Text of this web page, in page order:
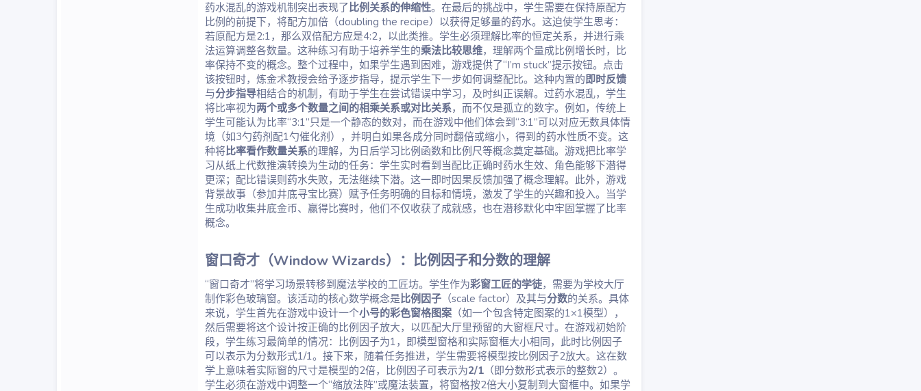
药水混乱的游戏机制突出表现了比例关系的伸缩性。在最后的挑战中，学生需要在保持原配方
比例的前提下，将配方加倍（doubling the recipe）以获得足够量的药水。这迫使学生思考：
若原配方是2:1，那么双倍配方应是4:2，以此类推。学生必须理解比率的恒定关系，并进行乘
法运算调整各数量。这种练习有助于培养学生的乘法比较思维，理解两个量成比例增长时，比
率保持不变的概念。整个过程中，如果学生遇到困难，游戏提供了“I’m stuck”提示按钮。点击
该按钮时，炼金术教授会给予逐步指导，提示学生下一步如何调整配比。这种内置的即时反馈
与分步指导相结合的机制，有助于学生在尝试错误中学习，及时纠正误解。过药水混乱，学生
将比率视为两个或多个数量之间的相乘关系或对比关系，而不仅是孤立的数字。例如，传统上
学生可能认为比率“3:1”只是一个静态的数对，而在游戏中他们体会到“3:1”可以对应无数具体情
境（如3勺药剂配1勺催化剂），并明白如果各成分同时翻倍或缩小，得到的药水性质不变。这
种将比率看作数量关系的理解，为日后学习比例函数和比例尺等概念奠定基础。游戏把比率学
习从纸上代数推演转换为生动的任务：学生实时看到当配比正确时药水生效、角色能够下潜得
更深；配比错误则药水失败，无法继续下潜。这一即时因果反馈加强了概念理解。此外，游戏
背景故事（参加井底寻宝比赛）赋予任务明确的目标和情境，激发了学生的兴趣和投入。当学
生成功收集井底金币、赢得比赛时，他们不仅收获了成就感，也在潜移默化中牢固掌握了比率
概念。
窗口奇才（Window Wizards）：比例因子和分数的理解​
“窗口奇才”将学习场景转移到魔法学校的工匠坊。学生作为彩窗工匠的学徒，需要为学校大厅
制作彩色玻璃窗。该活动的核心数学概念是比例因子 （scale factor）及其与分数的关系。具体
来说，学生首先在游戏中设计一个小号的彩色窗格图案（如一个包含特定图案的1×1模型），
然后需要将这个设计按正确的比例因子放大，以匹配大厅里预留的大窗框尺寸。在游戏初始阶
段，学生练习最简单的情况：比例因子为1，即模型窗格和实际窗框大小相同，此时比例因子
可以表示为分数形式1/1。接下来，随着任务推进，学生需要将模型按比例因子2放大。这在数
学上意味着实际窗的尺寸是模型的2倍，比例因子可表示为2/1 （即分数形式表示的整数2）。
学生必须在游戏中调整一个“缩放法阵”或魔法装置，将窗格按2倍大小复制到大窗框中。如果学